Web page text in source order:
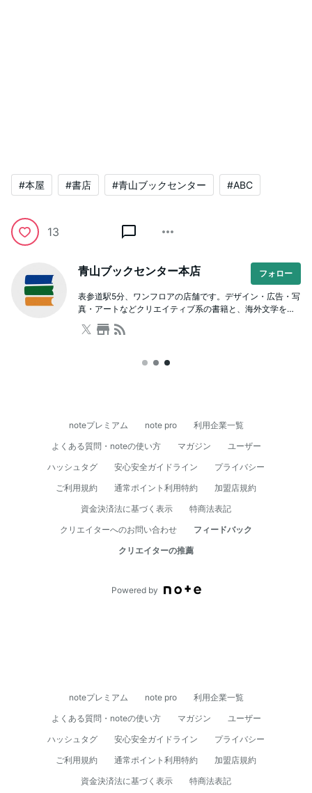
#本屋 #書店 #青山ブックセンター #ABC
13
青山ブックセンター本店 フォロー
表参道駅5分、ワンフロアの店舗です。デザイン・広告・写
真・アートなどクリエイティブ系の書籍と、海外文学をは
のスクールも併設しており、著者を招いたイベントも開催
noteプレミアム note pro
利用企業一覧
よくある質問・noteの使い方
マガジン
ユーザー
ハッシュタグ
安心安全ガイドライン
プライバシー
ご利用規約
通常ポイント利用特約
加盟店規約
資⾦決済法に基づく表⽰
特商法表記
クリエイターへのお問い合わせ
フィードバック
クリエイターの推薦
Powered by
noteプレミアム note pro
利用企業一覧
よくある質問・noteの使い方
マガジン
ユーザー
ハッシュタグ
安心安全ガイドライン
プライバシー
ご利用規約
通常ポイント利用特約
加盟店規約
資⾦決済法に基づく表⽰
特商法表記